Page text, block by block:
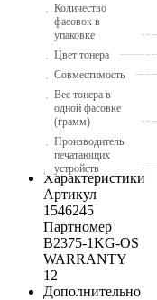
Количество
фасовок в
упаковке
Цвет тонера
Совместимость
Вес тонера в
одной фасовке
(грамм)
Производитель
печатающих
устройств
Характеристики
Артикул
1546245
Партномер
B2375-1KG-OS
WARRANTY
12
Дополнительно